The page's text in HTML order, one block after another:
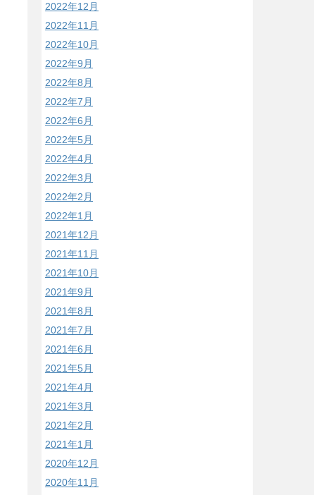
2022年12月
2022年11月
2022年10月
2022年9月
2022年8月
2022年7月
2022年6月
2022年5月
2022年4月
2022年3月
2022年2月
2022年1月
2021年12月
2021年11月
2021年10月
2021年9月
2021年8月
2021年7月
2021年6月
2021年5月
2021年4月
2021年3月
2021年2月
2021年1月
2020年12月
2020年11月